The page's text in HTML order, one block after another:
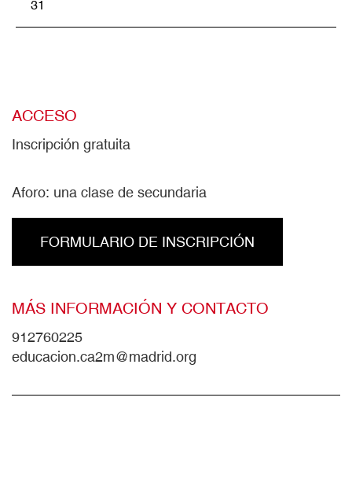
31
ACCESO
Inscripción gratuita
Aforo: una clase de secundaria
FORMULARIO DE INSCRIPCIÓN
MÁS INFORMACIÓN Y CONTACTO
912760225
educacion.ca2m@madrid.org